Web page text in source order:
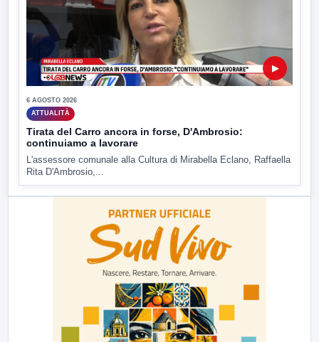
▶
6 AGOSTO 2026
ATTUALITÀ
Tirata del Carro ancora in forse, D'Ambrosio:
continuiamo a lavorare
L'assessore comunale alla Cultura di Mirabella Eclano, Raffaella
Rita D'Ambrosio,...